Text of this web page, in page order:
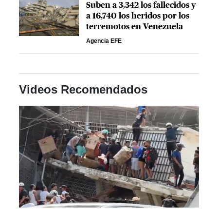
Suben a 3,342 los fallecidos y
a 16,740 los heridos por los
terremotos en Venezuela
Agencia EFE
Videos Recomendados